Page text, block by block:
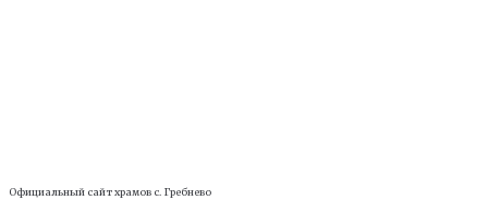
Официальный сайт храмов с. Гребнево